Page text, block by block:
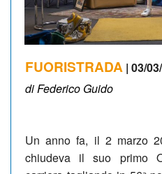
FUORISTRADA | 03/
di Federico Guido
Un anno fa, il 2 marzo
chiudeva il suo primo